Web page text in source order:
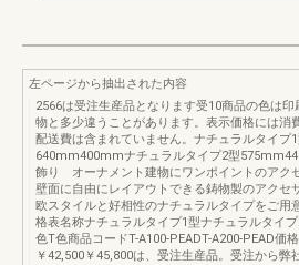
左ページから抽出された内容
2566は受注生産品となります受10商品の色は印
物と多少違うことがあります。表示価格には消
配送費は含まれていません。ナチュラルタイプ1
640mm400mmナチュラルタイプ2型
飾り オーナメント建物にワンポイントのアク
壁面に自由にレイアウトできる鋳物製のアクセ
欧スタイルと好相性のナチュラルタイプをご用
格表名称ナチュラルタイプ1型ナチュラルタイ
色T色商品コードT-A100-PEADT-A200-PEAD価格
￥42,500￥45,800は、受注生産品。受注から弊